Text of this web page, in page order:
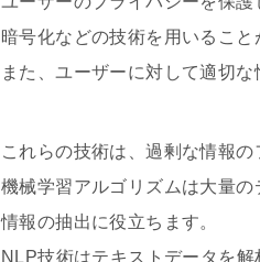
暗号化などの技術を用いること
また、ユーザーに対して適切
これらの技術は、過剰な情報
機械学習アルゴリズムは大量
情報の抽出に役立ちます。
NLP技術はテキストデータを